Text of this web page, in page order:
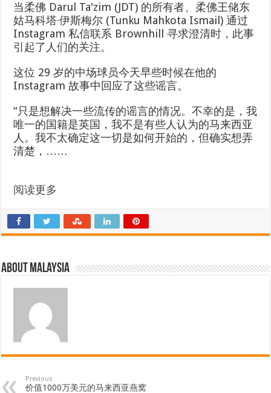
当柔佛 Darul Ta'zim (JDT) 的所有者、柔佛王储东
姑马科塔·伊斯梅尔 (Tunku Mahkota Ismail) 通过
Instagram 私信联系 Brownhill 寻求澄清时，此事
引起了人们的关注。
这位 29 岁的中场球员今天早些时候在他的
Instagram 故事中回应了这些谣言。
“只是想解决一些流传的谣言的情况。不幸的是，我
唯一的国籍是英国，我不是有些人认为的马来西亚
人。我不太确定这一切是如何开始的，但确实想弄
清楚，……
阅读更多
About Malaysia
Previous
价值1000万美元的马来西亚燕窝